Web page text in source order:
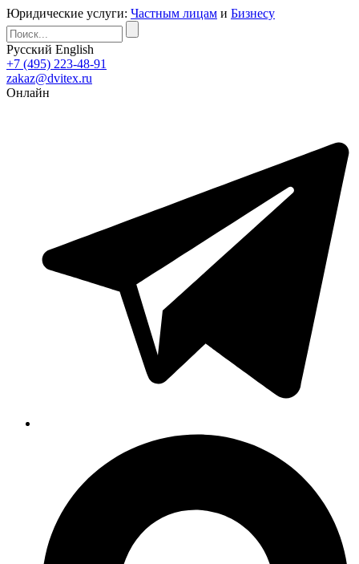
Юридические услуги: Частным лицам и Бизнесу
Русский English
+7 (495) 223-48-91
zakaz@dvitex.ru
Онлайн